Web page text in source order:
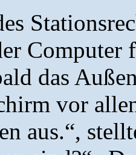
Computer
das
vor
aus.“,